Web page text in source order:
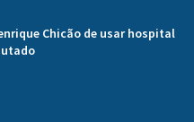
Chicão de usar hospital